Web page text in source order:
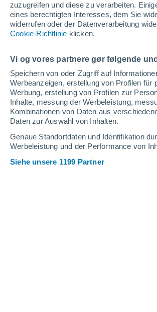
zuzugreifen und diese zu verarbeiten.
eines berechtigten Interesses, dem Sie
widerrufen oder der Datenverarbeitung
Cookie-Richtlinie klicken.
Vi og vores partnere gør følgende
Speichern von oder Zugriff auf
Werbeanzeigen, erstellung von Profilen
Werbung, erstellung von Profilen zur
Inhalte, messung der Werbeleistung,
Kombinationen von Daten aus
Daten zur Auswahl von Inhalten.
Genaue Standortdaten und Identifikation
Werbeleistung und der Performance von
Siehe unsere 1199 Partner